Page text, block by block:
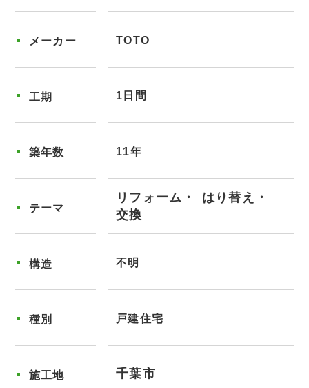
メーカー TOTO
工期 1日間
築年数 11年
テーマ
リフォーム
はり替え
交換
構造 不明
種別 戸建住宅
施工地 千葉市